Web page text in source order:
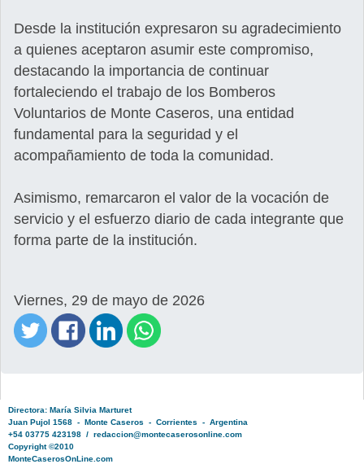
Desde la institución expresaron su agradecimiento
a quienes aceptaron asumir este compromiso,
destacando la importancia de continuar
fortaleciendo el trabajo de los Bomberos
Voluntarios de Monte Caseros, una entidad
fundamental para la seguridad y el
acompañamiento de toda la comunidad.
Asimismo, remarcaron el valor de la vocación de
servicio y el esfuerzo diario de cada integrante que
forma parte de la institución.
Viernes, 29 de mayo de 2026
Directora: María Silvia Marturet
Juan Pujol 1568 - Monte Caseros - Corrientes - Argentina
+54 03775 423198 / redaccion@montecaserosonline.com
Copyright ©2010
MonteCaserosOnLine.com